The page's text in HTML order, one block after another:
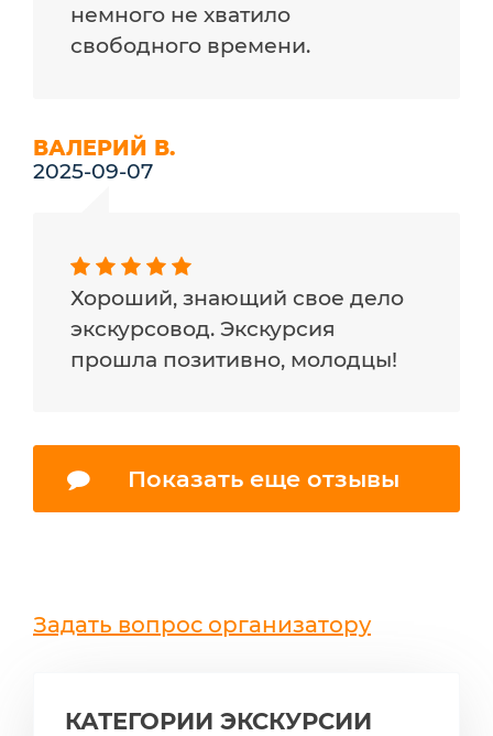
немного не хватило
свободного времени.
ВАЛЕРИЙ В.
2025-09-07
Хороший, знающий свое дело
экскурсовод. Экскурсия
прошла позитивно, молодцы!
Показать еще отзывы
Задать вопрос организатору
КАТЕГОРИИ ЭКСКУРСИИ